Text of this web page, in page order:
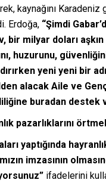
kaynağını
Erdoğa, “Şimdi
bir milyar doları
huzurunu,
yeni yeni bir
alacak Aile ve
buradan destek
pazarlıklarını
yaptığında
imzasının
ifadelerini